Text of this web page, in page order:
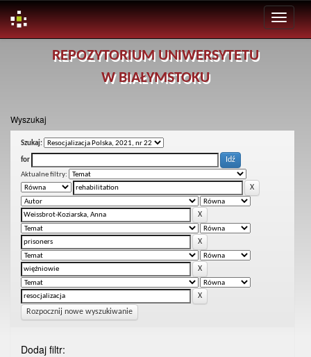
REPOZYTORIUM UNIWERSYTETU
W BIAŁYMSTOKU
Wyszukaj
Szukaj:
for
Aktualne filtry:
Rozpocznij nowe wyszukiwanie
Dodaj filtr: